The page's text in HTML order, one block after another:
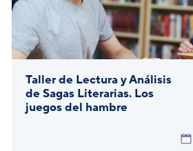
Taller de Lectura y Análisis
de Sagas Literarias. Los
juegos del hambre